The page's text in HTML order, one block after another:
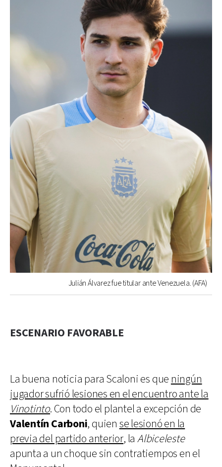
Julián Álvarez fue titular ante Venezuela. (AFA)
ESCENARIO FAVORABLE
La buena noticia para Scaloni es que ningún
jugador sufrió lesiones en el encuentro ante la
Vinotinto. Con todo el plantel a excepción de
Valentín Carboni, quien se lesionó en la
previa del partido anterior, la Albiceleste
apunta a un choque sin contratiempos en el